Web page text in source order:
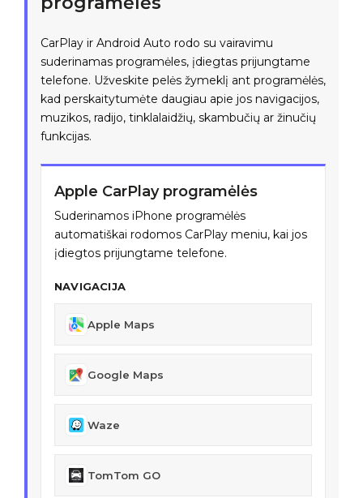
CarPlay ir Android Auto rodo su vairavimu
suderinamas programėles, įdiegtas prijungtame
telefone. Užveskite pelės žymeklį ant programėlės,
kad perskaitytumėte daugiau apie jos navigacijos,
muzikos, radijo, tinklalaidžių, skambučių ar žinučių
funkcijas.
Apple CarPlay programėlės
Suderinamos iPhone programėlės
automatiškai rodomos CarPlay meniu, kai jos
įdiegtos prijungtame telefone.
NAVIGACIJA
Apple Maps
Google Maps
Waze
TomTom GO